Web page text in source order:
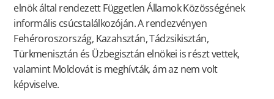
elnök által rendezett Független Államok Közösségének
informális csúcstalálkozóján. A rendezvényen
Fehéroroszország, Kazahsztán, Tádzsikisztán,
Türkmenisztán és Üzbegisztán elnökei is részt vettek,
valamint Moldovát is meghívták, ám az nem volt
képviselve.